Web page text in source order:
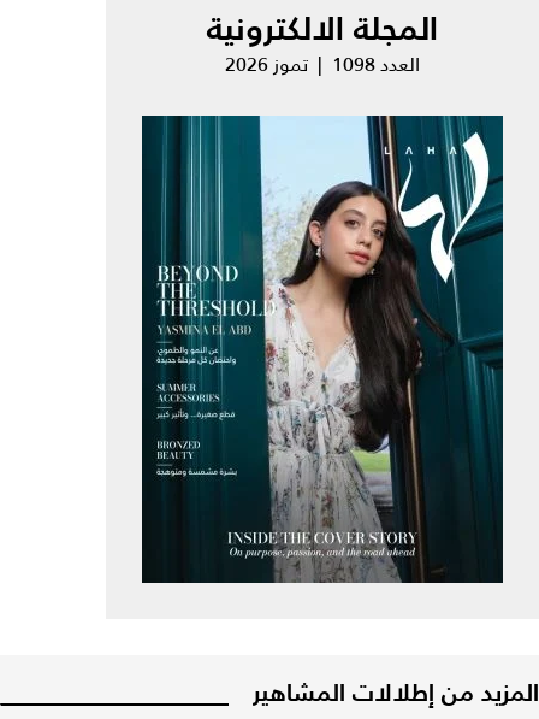
المجلة الالكترونية
العدد 1098 | تموز 2026
المزيد من إطلالات المشاهير